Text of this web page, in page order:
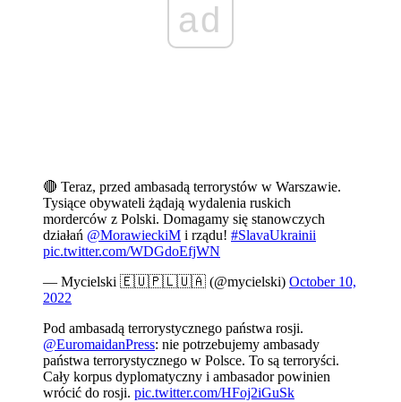
ad
🔴 Teraz, przed ambasadą terrorystów w Warszawie.
Tysiące obywateli żądają wydalenia ruskich
morderców z Polski. Domagamy się stanowczych
działań @MorawieckiM i rządu! #SlavaUkrainii
pic.twitter.com/WDGdoEfjWN
— Mycielski 🇪🇺🇵🇱🇺🇦 (@mycielski) October 10,
2022
Pod ambasadą terrorystycznego państwa rosji.
@EuromaidanPress: nie potrzebujemy ambasady
państwa terrorystycznego w Polsce. To są terroryści.
Cały korpus dyplomatyczny i ambasador powinien
wrócić do rosji. pic.twitter.com/HFoj2iGuSk